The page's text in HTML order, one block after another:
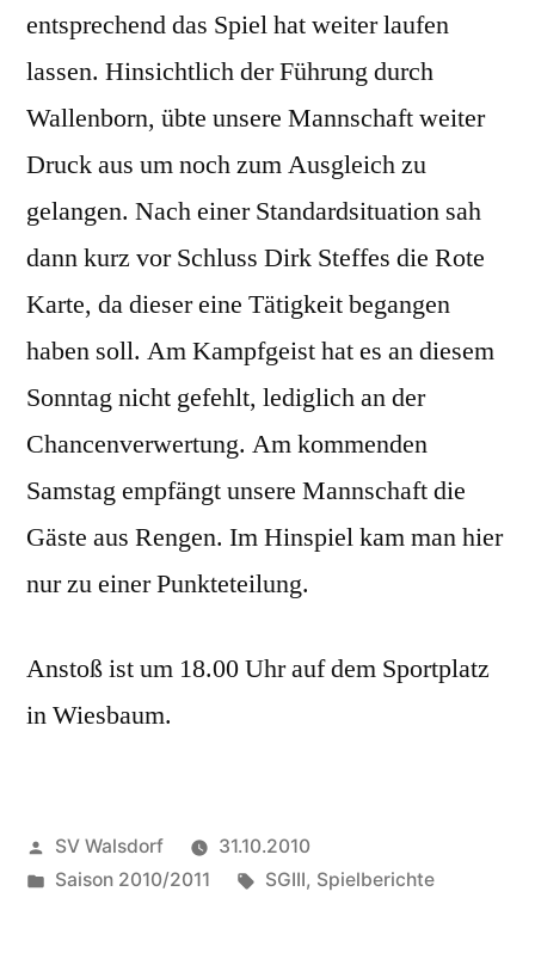
entsprechend das Spiel hat weiter laufen
lassen. Hinsichtlich der Führung durch
Wallenborn, übte unsere Mannschaft weiter
Druck aus um noch zum Ausgleich zu
gelangen. Nach einer Standardsituation sah
dann kurz vor Schluss Dirk Steffes die Rote
Karte, da dieser eine Tätigkeit begangen
haben soll. Am Kampfgeist hat es an diesem
Sonntag nicht gefehlt, lediglich an der
Chancenverwertung. Am kommenden
Samstag empfängt unsere Mannschaft die
Gäste aus Rengen. Im Hinspiel kam man hier
nur zu einer Punkteteilung.
Anstoß ist um 18.00 Uhr auf dem Sportplatz
in Wiesbaum.
Veröffentlicht
von
SV Walsdorf
31.10.2010
Veröffentlicht
Saison 2010/2011 Schlagwörter:
SGIII, Spielberichte